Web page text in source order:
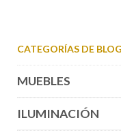
CATEGORÍAS DE BLOG
MUEBLES
ILUMINACIÓN